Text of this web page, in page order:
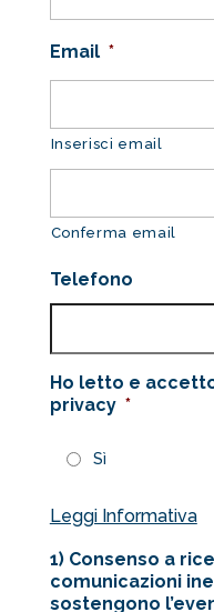
Email *
Inserisci email
Conferma email
Telefono
Ho letto e
privacy *
Sì
Leggi Informativa
1) Consenso a
comunicazioni
sostengono